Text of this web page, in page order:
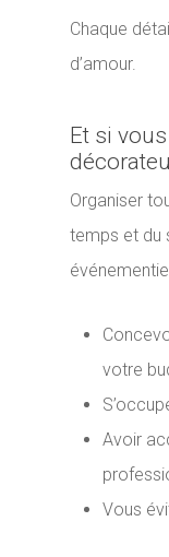
Chaque
d’amour.
Et si
Organiser
temps et du
votre
Avoir
Vous